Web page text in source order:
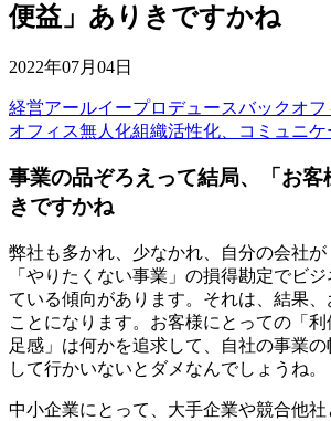
便益」ありきですかね
2022年07月04日
経営アールイープロデュースバックオ
オフィス無人化組織活性化、コミュニケ
事業の品ぞろえって結局、「お客
きですかね
弊社も多かれ、少なかれ、自分の会社が
「やりたくない事業」の損得勘定でビ
ている傾向があります。それは、結果
ことになります。お客様にとっての「
足感」は何かを追求して、自社の事業
して行かいないとダメなんでしょうね。
中小企業にとって、大手企業や競合他